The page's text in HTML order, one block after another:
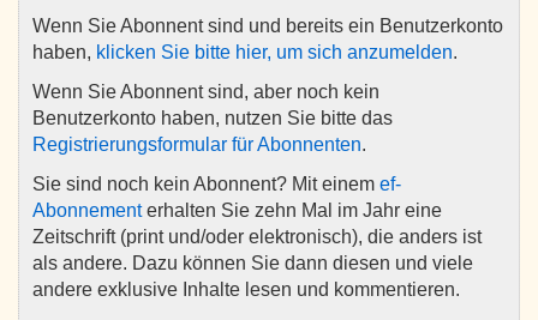
Wenn Sie Abonnent sind und bereits ein Benutzerkonto
haben, klicken Sie bitte hier, um sich anzumelden.
Wenn Sie Abonnent sind, aber noch kein
Benutzerkonto haben, nutzen Sie bitte das
Registrierungsformular für Abonnenten.
Sie sind noch kein Abonnent? Mit einem ef-
Abonnementerhalten Sie zehn Mal im Jahr eine
Zeitschrift (print und/oder elektronisch), die anders ist
als andere. Dazu können Sie dann diesen und viele
andere exklusive Inhalte lesen und kommentieren.